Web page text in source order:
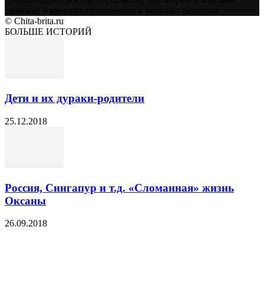
© Chita-brita.ru
БОЛЬШЕ ИСТОРИЙ
Дети и их дураки-родители
25.12.2018
Россия, Сингапур и т.д. «Сломанная» жизнь
Оксаны
26.09.2018